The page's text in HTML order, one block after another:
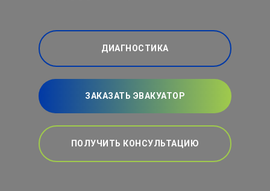
ДИАГНОСТИКА
ЗАКАЗАТЬ ЭВАКУАТОР
ПОЛУЧИТЬ КОНСУЛЬТАЦИЮ